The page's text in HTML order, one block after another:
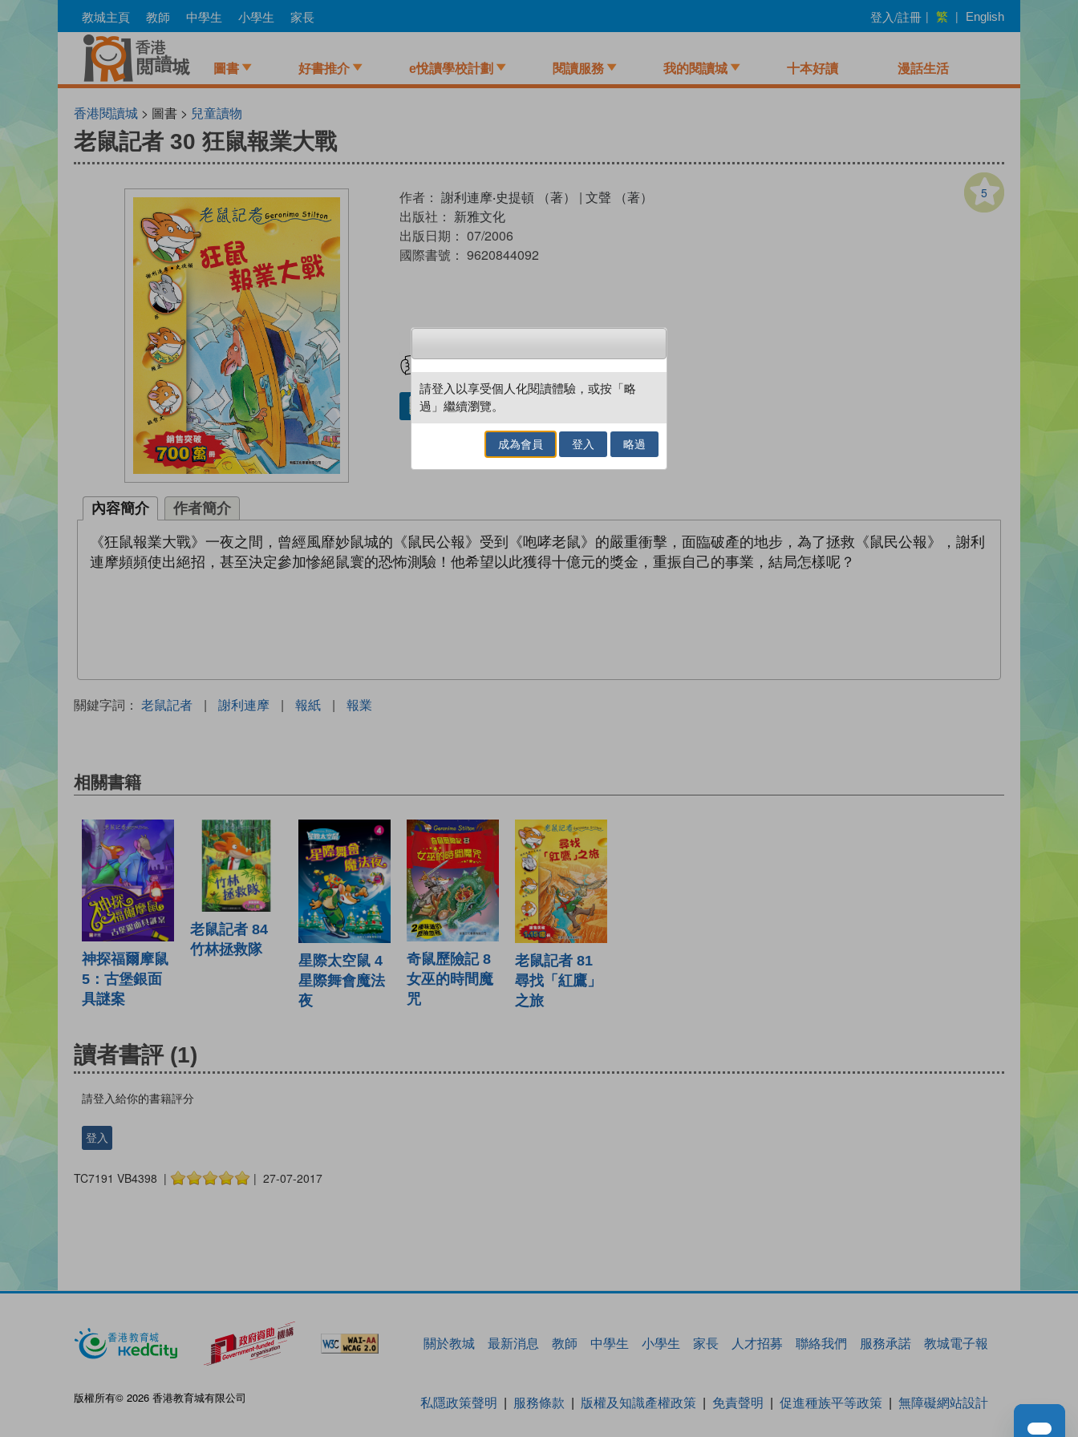
to
教城主頁 教師 中學生 小學生 家長 登入/註冊 | 繁 | English
圖書 好書推介 e悅讀學校計劃 閱讀服務 我的閱讀城 十本好讀 漫話生活
香港閱讀城 > 圖書 > 兒童讀物
老鼠記者 30 狂鼠報業大戰
5
作者： 謝利連摩‧史提頓 （著） | 文聲 （著）
出版社： 新雅文化
出版日期： 07/2006
國際書號： 9620844092
借閱實體書
內容簡介 作者簡介
《狂鼠報業大戰》一夜之間，曾經風靡妙鼠城的《鼠民公報》受到《咆哮老鼠》的嚴重衝擊，面臨破產的地步，為了拯救《鼠民公報》，謝利
連摩頻頻使出絕招，甚至決定參加慘絕鼠寰的恐怖測驗！他希望以此獲得十億元的獎金，重振自己的事業，結局怎樣呢？
關鍵字詞： 老鼠記者 | 謝利連摩 | 報紙 | 報業
相關書籍
神探福爾摩鼠
5：古堡銀面
具謎案
老鼠記者 84
竹林拯救隊
星際太空鼠 4
星際舞會魔法
夜
奇鼠歷險記 8
女巫的時間魔
咒
老鼠記者 81
尋找「紅鷹」
之旅
讀者書評 (1)
請登入給你的書籍評分
登入
TC7191 VB4398 | | 27-07-2017
關於教城 最新消息 教師 中學生 小學生 家長 人才招募 聯絡我們 服務承諾 教城電子報
版權所有© 2026 香港教育城有限公司 私隱政策聲明 服務條款 版權及知識產權政策 免責聲明 促進種族平等政策 無障礙網站設計
請登入以享受個人化閱讀體驗，或按「略
過」繼續瀏覽。
成為會員 登入 略過